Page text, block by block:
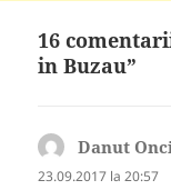
16
in Buzau”
Danut
23.09.2017 la 20:57